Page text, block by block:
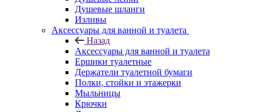
Душевые шланги
Изливы
Аксессуары для ванной и туалета
Назад
Аксессуары для ванной и туалета
Ершики туалетные
Держатели туалетной бумаги
Полки, стойки и этажерки
Мыльницы
Крючки